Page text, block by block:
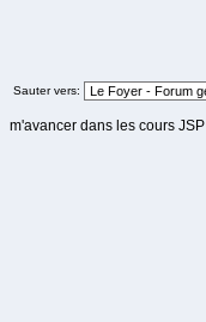
Sauter vers:
m'avancer dans les cours